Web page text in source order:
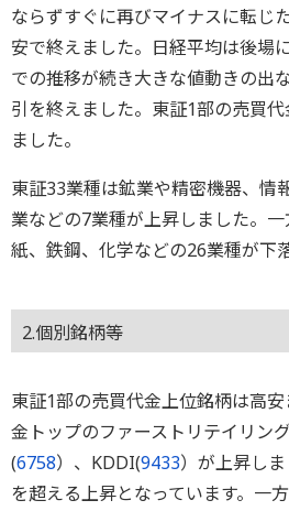
ならずすぐに再びマイナスに転じ
安で終えました。日経平均は後場
での推移が続き大きな値動きの出
引を終えました。東証1部の売買
ました。
東証33業種は鉱業や精密機器、情
業などの7業種が上昇しました。
紙、鉄鋼、化学などの26業種が下
2.個別銘柄等
東証1部の売買代金上位銘柄は高
金トップのファーストリテイリン
(6758）、KDDI(9433）が上昇し
を超える上昇となっています。一